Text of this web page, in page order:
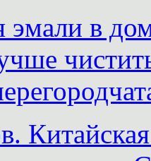
эмали в